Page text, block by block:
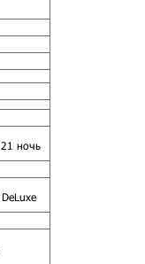
21 ночь
DeLuxe